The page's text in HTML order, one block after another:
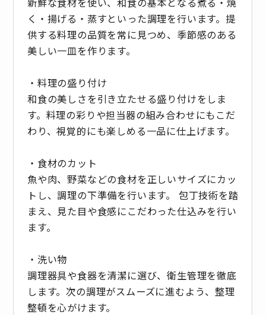
く・揚げる・蒸すといった調理を行います。提
供する料理の品質を常に見つめ、季節感のある
美しい一皿を作ります。
・料理の盛り付け
和食の美しさを引き立たせる盛り付けをしま
す。料理の彩りや担当器の組み合わせにもこだ
わり、視覚的にも楽しめる一品に仕上げます。
・食材のカット
魚や肉、野菜などの食材を正しいサイズにカッ
トし、調理の下準備を行います。 包丁技術を踏
まえ、見た目や食感にこだわった仕込みを行い
ます。
・洗い物
調理器具や食器を清潔に選び、衛生管理を徹底
します。次の調理がスムーズに進むよう、整理
整頓を心がけます。